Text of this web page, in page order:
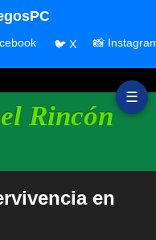
☰
Rincón
🐦 X 📸
en